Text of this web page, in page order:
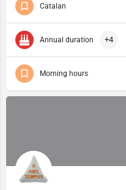
Catalan
Annual duration +4
Morning hours